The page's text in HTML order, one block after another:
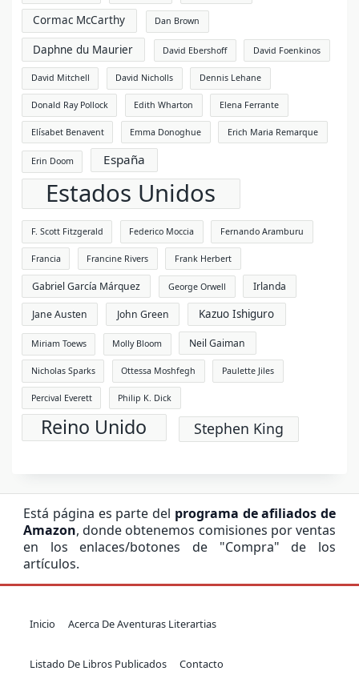
Cormac McCarthy Dan Brown
Daphne du Maurier David Ebershoff David Foenkinos
David Mitchell David Nicholls Dennis Lehane
Donald Ray Pollock Edith Wharton Elena Ferrante
Elísabet Benavent Emma Donoghue Erich Maria Remarque
Erin Doom España
Estados Unidos
F. Scott Fitzgerald Federico Moccia Fernando Aramburu
Francia Francine Rivers Frank Herbert
Gabriel García Márquez George Orwell Irlanda
Jane Austen John Green Kazuo Ishiguro
Miriam Toews Molly Bloom Neil Gaiman
Nicholas Sparks Ottessa Moshfegh Paulette Jiles
Percival Everett Philip K. Dick
Reino Unido Stephen King
Está página es parte del programa de afiliados de
Amazon, donde obtenemos comisiones por ventas
en los enlaces/botones de "Compra" de los
artículos.
Inicio Acerca De Aventuras Literartias
Listado De Libros Publicados Contacto